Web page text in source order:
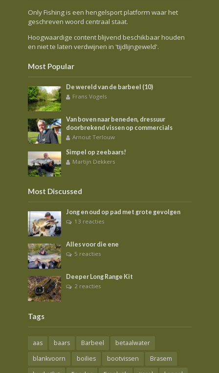
Only Fishing is een hengelsport platform waar het
geschreven woord centraal staat.
Hoogwaardige content blijvend beschikbaar houden
en niet te laten verdwijnen in 'tijdlijngeweld'.
Most Popular
De wereld van de barbeel (10)
Frans Vogels
Van boven naar beneden, dressuur
doorbrekend vissen op commercials
Arnout Terlouw
Simpel op zeebaars!
Martijn Dekkers
Most Discussed
Jong en oud op pad met grote gevolgen
13 reacties
Alles voor die ene
5 reacties
Deeper Long Range Kit
2 reacties
Tags
aas baars Barbeel
betaalwater
blankvoorn
boilies bootvissen
Brasem